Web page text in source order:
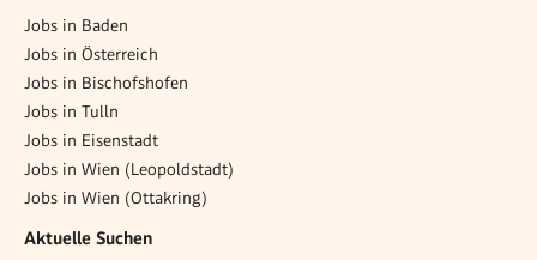
Jobs in Baden
Jobs in Österreich
Jobs in Bischofshofen
Jobs in Tulln
Jobs in Eisenstadt
Jobs in Wien (Leopoldstadt)
Jobs in Wien (Ottakring)
Aktuelle Suchen